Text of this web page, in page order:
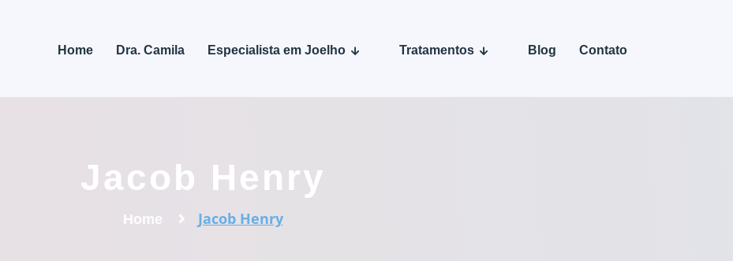
Home Dra. Camila Especialista em Joelho Tratamentos Blog Contato
Jacob Henry
Home Jacob Henry